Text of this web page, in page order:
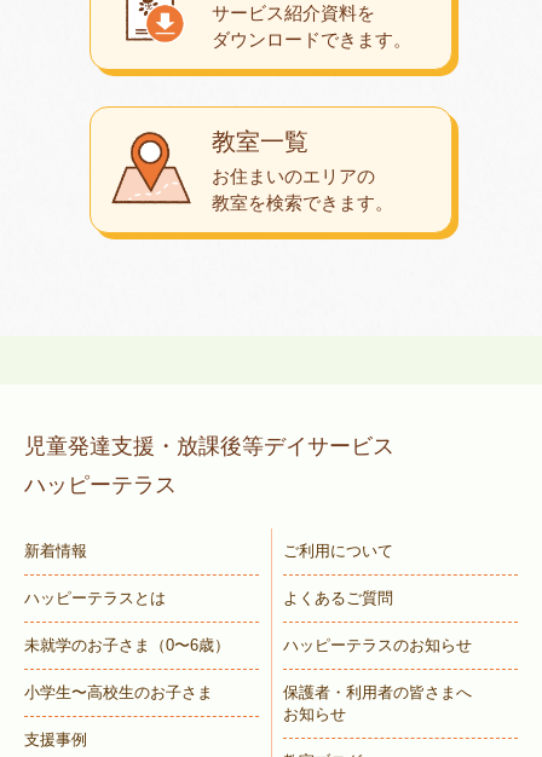
教室一覧
お住まいのエリアの
教室を検索できます。
サービス紹介資料を
ダウンロードできます。
児童発達支援・放課後等デイサービス
ハッピーテラス
新着情報
ハッピーテラスとは
未就学のお子さま （0〜6歳）
小学生〜高校生のお子さま
支援事例
ご利用について
よくあるご質問
ハッピーテラスのお知らせ
保護者・利用者の皆さまへ
お知らせ